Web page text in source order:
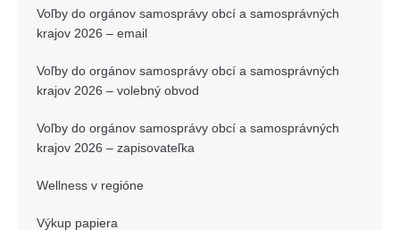
Voľby do orgánov samosprávy obcí a samosprávných
krajov 2026 – email
Voľby do orgánov samosprávy obcí a samosprávných
krajov 2026 – volebný obvod
Voľby do orgánov samosprávy obcí a samosprávných
krajov 2026 – zapisovateľka
Wellness v regióne
Výkup papiera